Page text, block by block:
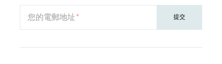
您的電郵地址 提交